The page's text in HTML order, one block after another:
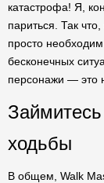
катастрофа! Я,
париться. Так
просто
бесконечных
персонажи — это
ходьбы
В общем, Walk